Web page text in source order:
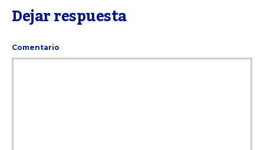
Dejar respuesta
Comentario